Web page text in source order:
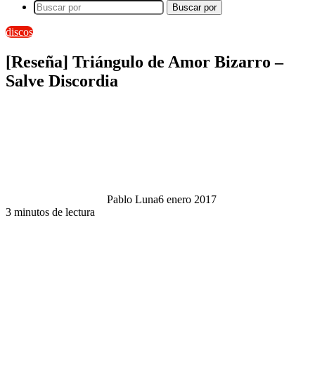
Buscar por
discos
[Reseña] Triángulo de Amor Bizarro –
Salve Discordia
Pablo Luna6 enero 2017
3 minutos de lectura